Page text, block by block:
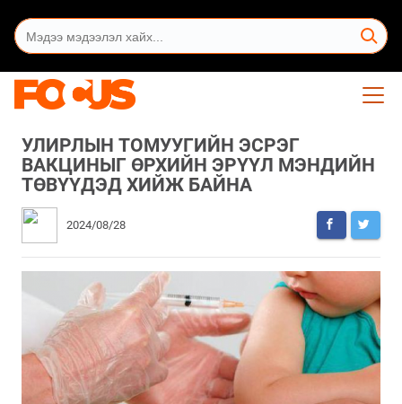
УЛИРЛЫН ТОМУУГИЙН ЭСРЭГ
ВАКЦИНЫГ ӨРХИЙН ЭРҮҮЛ МЭНДИЙН
ТӨВҮҮДЭД ХИЙЖ БАЙНА
2024/08/28